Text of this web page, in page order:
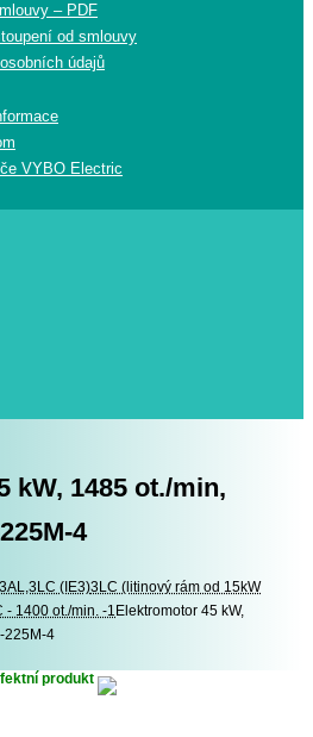
– PDF
od smlouvy
údajů
VYBO Electric
kW, 1485 ot./min,
4
(IE3)3LC (litinový rám od 15kW
- 1400 ot./min. -1 Elektromotor 45 kW,
225M-4
produkt